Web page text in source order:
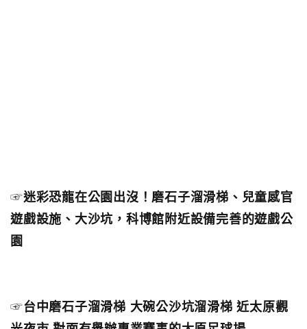
☞迷彩恐龍在公園出沒！磨石子溜滑梯、兒童感官
遊戲設施、大沙坑，科博館附近設備完善的遊戲公
園
☞台中磨石子溜滑梯 大碗公沙坑溜滑梯 近太原觀